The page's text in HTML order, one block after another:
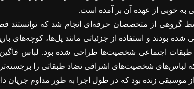
به خوبی از عهده آن بر آمده است.
گروهی از متخصصان حرفه‌ای انجام شد که توانستند
بودند و استفاده از جزئیاتی مانند پل‌ها، کوچه‌های
طبقات اجتماعی شخصیت‌ها طراحی شده بود. لباس فاگین و
که لباس‌های شخصیت‌های اشرافی تضاد طبقاتی را
از موسیقی زنده بود که در طول اجرا به طور مداوم